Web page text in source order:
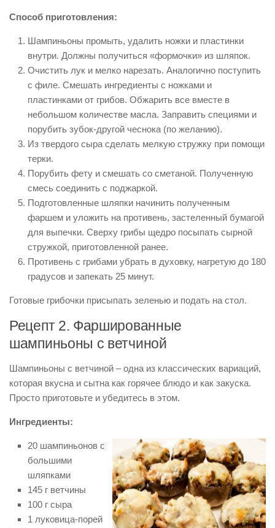
Способ приготовления:
Шампиньоны промыть, удалить ножки и пластинки
внутри. Должны получиться «формочки» из шляпок.
Очистить лук и мелко нарезать. Аналогично поступить
с филе. Смешать ингредиенты с ножками и
пластинками от грибов. Обжарить все вместе в
небольшом количестве масла. Заправить специями и
порубить зубок-другой чеснока (по желанию).
Из твердого сыра сделать мелкую стружку при помощи
терки.
Порубить фету и смешать со сметаной. Полученную
смесь соединить с поджаркой.
Подготовленные шляпки начинить полученным
фаршем и уложить на противень, застеленный бумагой
для выпечки. Сверху грибы щедро посыпать сырной
стружкой, приготовленной ранее.
Противень с грибами убрать в духовку, нагретую до 180
градусов и запекать 25 минут.
Готовые грибочки присыпать зеленью и подать на стол.
Рецепт 2. Фаршированные
шампиньоны с ветчиной
Шампиньоны с ветчиной – одна из классических вариаций,
которая вкусна и сытна как горячее блюдо и как закуска.
Просто приготовьте и убедитесь в этом.
Ингредиенты:
20 шампиньонов с
большими
шляпками
145 г ветчины
100 г сыра
1 луковица-порей